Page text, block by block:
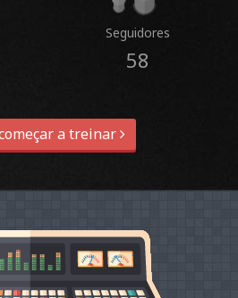
Seguidores
58
a treinar